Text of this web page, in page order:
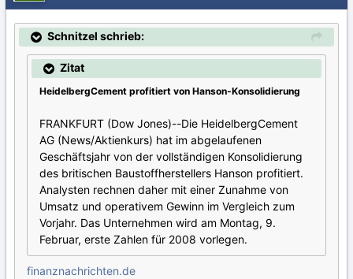
Schnitzel schrieb:
Zitat
HeidelbergCement profitiert von Hanson-Konsolidierung
FRANKFURT (Dow Jones)--Die HeidelbergCement
AG (News/Aktienkurs) hat im abgelaufenen
Geschäftsjahr von der vollständigen Konsolidierung
des britischen Baustoffherstellers Hanson profitiert.
Analysten rechnen daher mit einer Zunahme von
Umsatz und operativem Gewinn im Vergleich zum
Vorjahr. Das Unternehmen wird am Montag, 9.
Februar, erste Zahlen für 2008 vorlegen.
finanznachrichten.de